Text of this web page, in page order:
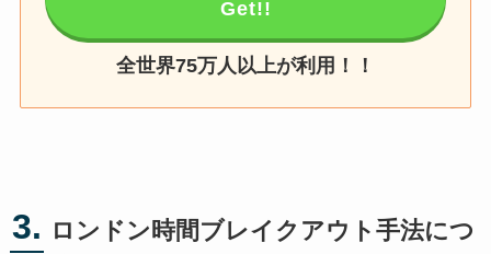
Get!!
全世界75万人以上が利用！！
3. ロンドン時間ブレイクアウト手法につ